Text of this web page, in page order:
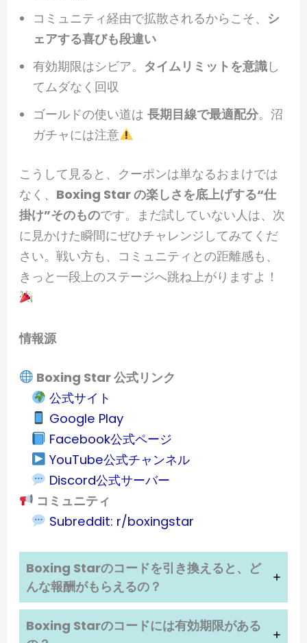
コミュニティ経由で拡散されるからこそ、 シ
ェアする喜びも段違い
有効期限はシビア。 タイムリミットを意識し
てムダなく回収
ゴールドの使い道は長期目線で最適配分。沼
ガチャには注意
こうして見ると、クーポンは単なるおまけでは
なく、 Boxing Star の楽しさを底上げする“仕
掛け”そのものです。まだ試していない人は、次
に見かけた瞬間にぜひチャレンジしてみてくだ
さい。戦い方も、コミュニティとの距離感も、
きっと一段上のステージへ跳ね上がりますよ！
情報源
Boxing Star 公式リンク
公式サイト
Google Play
Facebook公式ページ
YouTube公式チャンネル
Discord公式サーバー
コミュニティ
Subreddit: r/boxingstar
Boxing Starのコードを引き換えると、ど
んな報酬がもらえるの？
Boxing Starのコードには有効期限がある